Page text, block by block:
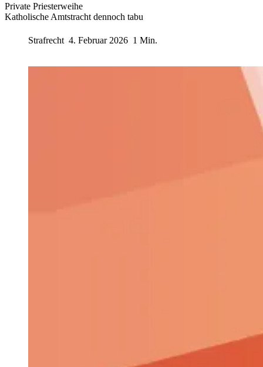
Private Priesterweihe
Katholische Amtstracht dennoch tabu
Strafrecht 4. Februar 2026 1 Min.